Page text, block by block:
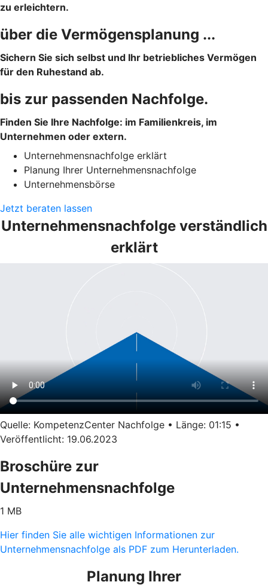
zu erleichtern.
über die Vermögensplanung ...
Sichern Sie sich selbst und Ihr betriebliches Vermögen
für den Ruhestand ab.
bis zur passenden Nachfolge.
Finden Sie Ihre Nachfolge: im Familienkreis, im
Unternehmen oder extern.
Unternehmensnachfolge erklärt
Planung Ihrer Unternehmensnachfolge
Unternehmensbörse
Jetzt beraten lassen
Unternehmensnachfolge verständlich
erklärt
Quelle: KompetenzCenter Nachfolge • Länge: 01:15 •
Veröffentlicht: 19.06.2023
Broschüre zur
Unternehmensnachfolge
1 MB
Hier finden Sie alle wichtigen Informationen zur
Unternehmensnachfolge als PDF zum Herunterladen.
Planung Ihrer